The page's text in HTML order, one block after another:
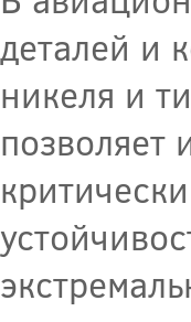
деталей и
никеля и
позволяет